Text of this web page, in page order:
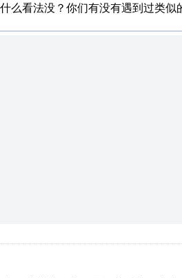
看法没？你们有没有遇到过类似